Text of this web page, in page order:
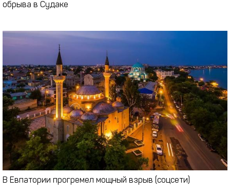
обрыва в Судаке
В Евпатории прогремел мощный взрыв (соцсети)